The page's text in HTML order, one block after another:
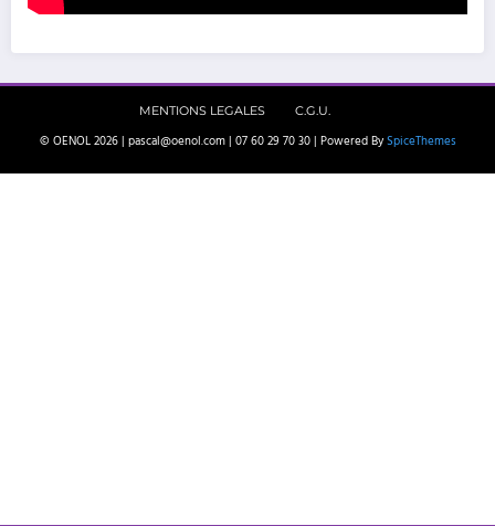
MENTIONS LEGALES C.G.U.
© OENOL 2026 | pascal@oenol.com | 07 60 29 70 30 | Powered By SpiceThemes